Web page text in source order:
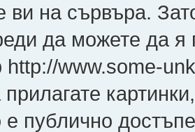
ви на сървъра.
да можете да
http://www.some-
е публично